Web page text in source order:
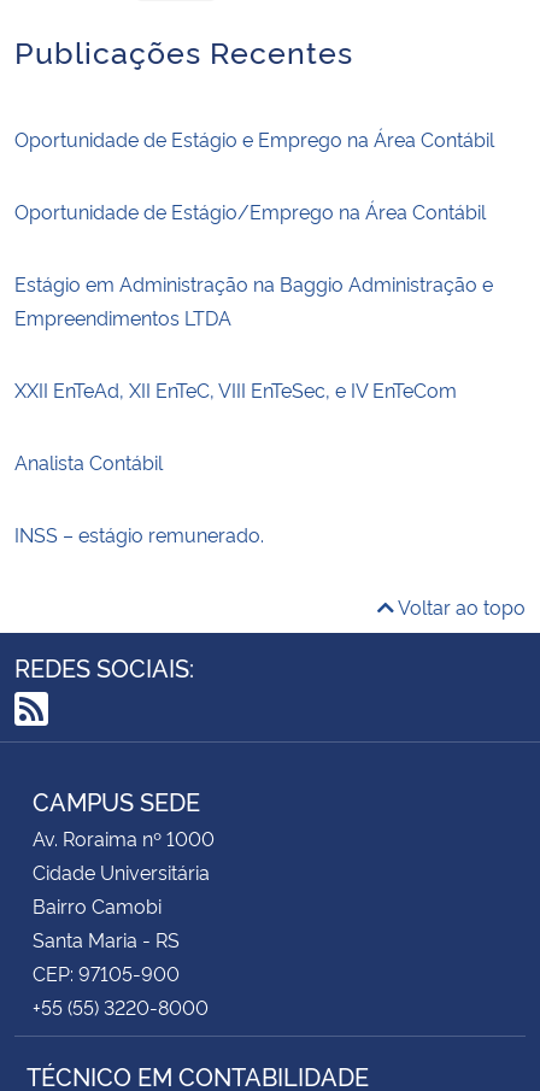
Publicações Recentes
Oportunidade de Estágio e Emprego na Área Contábil
Oportunidade de Estágio/Emprego na Área Contábil
Estágio em Administração na Baggio Administração e
Empreendimentos LTDA
XXII EnTeAd, XII EnTeC, VIII EnTeSec, e IV EnTeCom
Analista Contábil
INSS – estágio remunerado.
Voltar ao topo
REDES SOCIAIS:
RSS
CAMPUS SEDE
Av. Roraima nº 1000
Cidade Universitária
Bairro Camobi
Santa Maria - RS
CEP: 97105-900
+55 (55) 3220-8000
TÉCNICO EM CONTABILIDADE